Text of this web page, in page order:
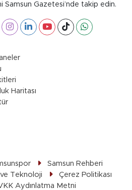
Samsun Gazetesi’nde takip edin.
Haritası
Samsun Rehberi
Teknoloji
Çerez Politikası
Aydınlatma Metni